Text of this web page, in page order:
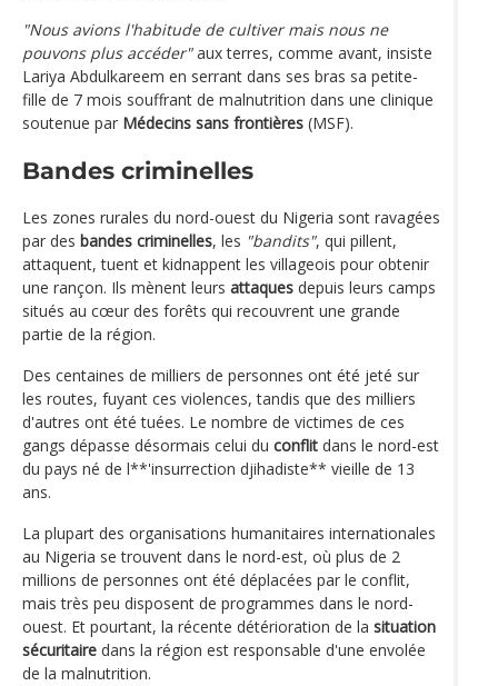
"Nous avions l'habitude de cultiver mais nous ne
pouvons plus accéder"aux terres, comme avant, insiste
Lariya Abdulkareem en serrant dans ses bras sa petite-
fille de 7 mois souffrant de malnutrition dans une clinique
soutenue par Médecins sans frontières (MSF).
Bandes criminelles
Les zones rurales du nord-ouest du Nigeria sont ravagées
par des bandes criminelles, les "bandits", qui pillent,
attaquent, tuent et kidnappent les villageois pour obtenir
une rançon. Ils mènent leurs attaques depuis leurs camps
situés au cœur des forêts qui recouvrent une grande
partie de la région.
Des centaines de milliers de personnes ont été jeté sur
les routes, fuyant ces violences, tandis que des milliers
d'autres ont été tuées. Le nombre de victimes de ces
gangs dépasse désormais celui du conflit dans le nord-est
du pays né de l**'insurrection djihadiste** vieille de 13
ans.
La plupart des organisations humanitaires internationales
au Nigeria se trouvent dans le nord-est, où plus de 2
millions de personnes ont été déplacées par le conflit,
mais très peu disposent de programmes dans le nord-
ouest. Et pourtant, la récente détérioration de la situation
sécuritaire dans la région est responsable d'une envolée
de la malnutrition.